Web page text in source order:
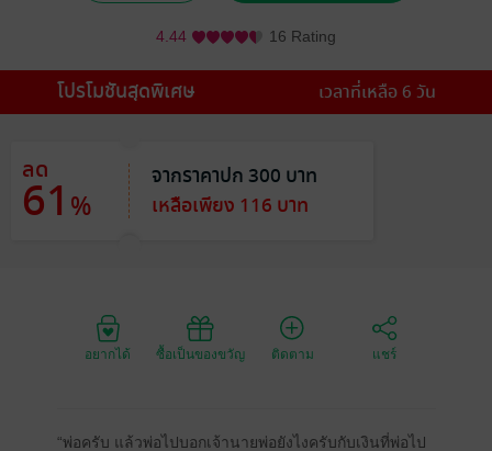
4.44 16 Rating
โปรโมชันสุดพิเศษ เวลาที่เหลือ 6 วัน
ลด
61 %
จากราคาปก 300 บาท
เหลือเพียง 116 บาท
อยากได้ ซื้อเป็นของขวัญ ติดตาม แชร์
“พ่อครับ แล้วพ่อไปบอกเจ้านายพ่อยังไงครับกับเงินที่พ่อไป